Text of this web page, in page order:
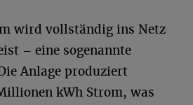
wird vollständig ins Netz
– eine sogenannte
Anlage produziert
kWh Strom, was